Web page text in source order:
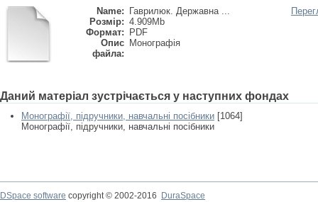
Name:
Гаврилюк. Державна ...
Розмір: 4.909Mb
Формат:
PDF
Опис
файла:
Монографія
Даний матеріал зустрічається у наступних фондах
Монографії, підручники, навчальні посібники [1064]
Монографії, підручники, навчальні посібники
DSpace software copyright © 2002-2016
DuraSpace